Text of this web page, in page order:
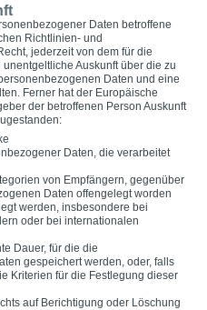
Daten betroffene
Richtlinien- und
jederzeit von dem für die
Auskunft über die zu
Daten und eine
Ferner hat der Europäische
der betroffenen Person Auskunft
Daten, die verarbeitet
von Empfängern, gegenüber
Daten offengelegt worden
werden, insbesondere bei
oder bei internationalen
Dauer, für die die
gespeichert werden, oder, falls
Kriterien für die Festlegung dieser
auf Berichtigung oder Löschung